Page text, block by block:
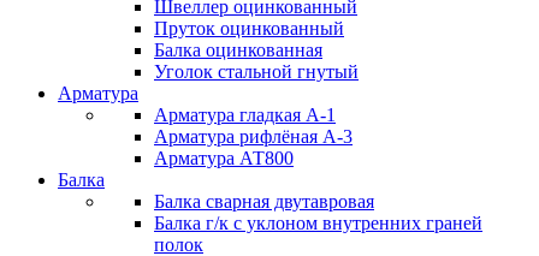
Швеллер оцинкованный
Пруток оцинкованный
Балка оцинкованная
Уголок стальной гнутый
Арматура
Арматура гладкая А-1
Арматура рифлёная А-3
Арматура АТ800
Балка
Балка сварная двутавровая
Балка г/к с уклоном внутренних граней
полок